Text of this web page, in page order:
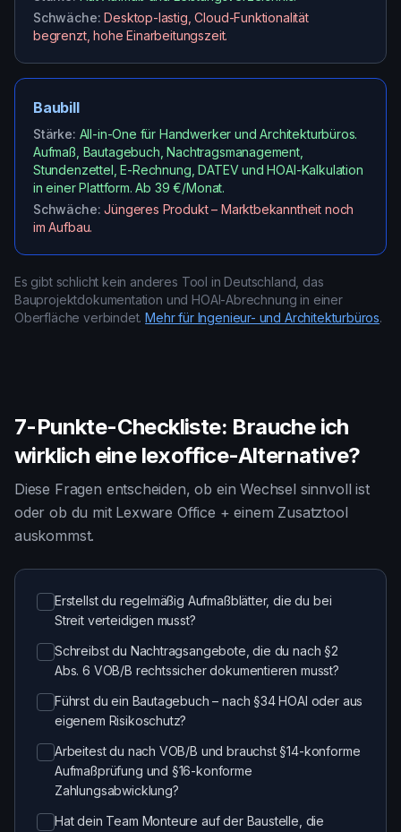
Schwäche:Desktop-lastig, Cloud-Funktionalität
begrenzt, hohe Einarbeitungszeit.
Baubill
Stärke: All-in-One für Handwerker und Architekturbüros.
Aufmaß, Bautagebuch, Nachtragsmanagement,
Stundenzettel, E-Rechnung, DATEV und HOAI-Kalkulation
in einer Plattform. Ab 39 €/Monat.
Schwäche:Jüngeres Produkt – Marktbekanntheit noch
im Aufbau.
Es gibt schlicht kein anderes Tool in Deutschland, das
Bauprojektdokumentation und HOAI-Abrechnung in einer
Oberfläche verbindet. Mehr für Ingenieur- und Architekturbüros.
7-Punkte-Checkliste: Brauche ich
wirklich eine lexoffice-Alternative?
Diese Fragen entscheiden, ob ein Wechsel sinnvoll ist
oder ob du mit Lexware Office + einem Zusatztool
auskommst.
Erstellst du regelmäßig Aufmaßblätter, die du bei
Streit verteidigen musst?
Schreibst du Nachtragsangebote, die du nach §2
Abs. 6 VOB/B rechtssicher dokumentieren musst?
Führst du ein Bautagebuch – nach §34 HOAI oder aus
eigenem Risikoschutz?
Arbeitest du nach VOB/B und brauchst §14-konforme
Aufmaßprüfung und §16-konforme
Zahlungsabwicklung?
Hat dein Team Monteure auf der Baustelle, die